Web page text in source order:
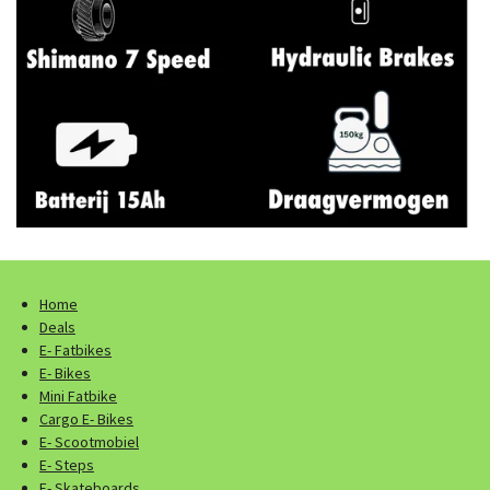
Home
Deals
E- Fatbikes
E- Bikes
Mini Fatbike
Cargo E- Bikes
E- Scootmobiel
E- Steps